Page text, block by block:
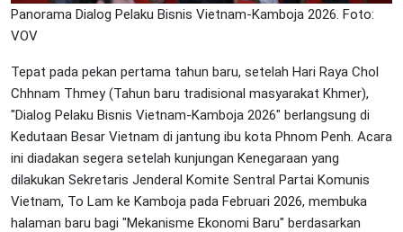
Panorama Dialog Pelaku Bisnis Vietnam-Kamboja 2026. Foto:
VOV
Tepat pada pekan pertama tahun baru, setelah Hari Raya Chol
Chhnam Thmey (Tahun baru tradisional masyarakat Khmer),
"Dialog Pelaku Bisnis Vietnam-Kamboja 2026" berlangsung di
Kedutaan Besar Vietnam di jantung ibu kota Phnom Penh. Acara
ini diadakan segera setelah kunjungan Kenegaraan yang
dilakukan Sekretaris Jenderal Komite Sentral Partai Komunis
Vietnam, To Lam ke Kamboja pada Februari 2026, membuka
halaman baru bagi "Mekanisme Ekonomi Baru" berdasarkan